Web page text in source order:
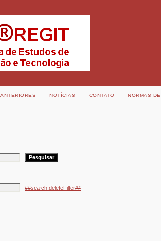
ANTERIORES NOTÍCIAS CONTATO
NORMAS DE
##search.deleteFilter##